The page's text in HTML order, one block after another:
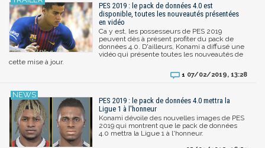
PES 2019 : le pack de données 4.0 est
disponible, toutes les nouveautés présentées
en vidéo
Ca y est, les possesseurs de PES 2019
peuvent dès à présent profiter du pack de
données 4.0. D'ailleurs, Konami a diffusé une
vidéo qui présente toutes les nouveautés de
cette mise à jour.
1 07/02/2019, 13:28
PES 2019 : le pack de données 4.0 mettra la
Ligue 1 à l'honneur
Konami dévoile des nouvelles images de PES
2019 qui montrent que le pack de données
4.0 mettra la Ligue 1 à l'honneur.